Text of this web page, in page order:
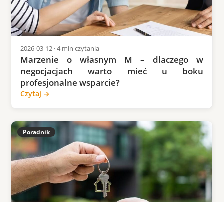
2026-03-12 · 4 min czytania
Marzenie o własnym M – dlaczego w
negocjacjach warto mieć u boku
profesjonalne wsparcie?
Czytaj →
Poradnik